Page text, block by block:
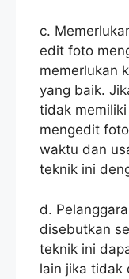
c.
edit foto
memerlukan
yang baik.
tidak
mengedit
waktu dan
teknik ini
d.
disebutkan
teknik ini
lain jika tidak